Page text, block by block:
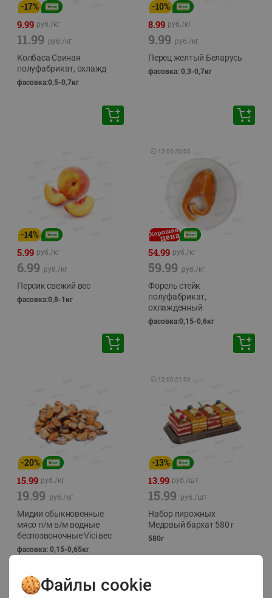
-17%
9.99 руб./кг
11.99 руб./кг
Колбаса Свиная
полуфабрикат, охлажд
фасовка:0,5-0,7кг
-10%
8.99 руб./кг
9.99 руб./кг
Перец желтый Беларусь
фасовка: 0,3-0,7кг
-14%
5.99 руб./кг
6.99 руб./кг
Персик свежий вес
фасовка:0,8-1кг
🕘 12:00-20:00
54.99 руб./кг
59.99 руб./кг
Форель стейк
полуфабрикат,
охлажденный
фасовка:0,15-0,6кг
-20%
15.99 руб./кг
19.99 руб./кг
Мидии обыкновенные
мясо п/м в/м водные
беспозвоночные Vici вес
фасовка: 0,15-0,65кг
🕘 12:00-21:00
-13%
13.99 руб./шт
15.99 руб./шт
Набор пирожных
Медовый бархат 580 г
580г
Файлы cookie